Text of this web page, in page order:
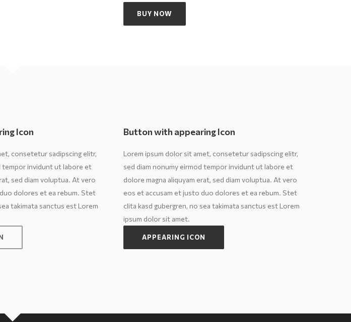
BUY NOW
Icon
consetetur sadipscing elitr,
tempor invidunt ut labore et
sed diam voluptua. At vero
dolores et ea rebum. Stet
takimata sanctus est Lorem
Button with appearing Icon
Lorem ipsum dolor sit amet, consetetur sadipscing elitr,
sed diam nonumy eirmod tempor invidunt ut labore et
dolore magna aliquyam erat, sed diam voluptua. At vero
eos et accusam et justo duo dolores et ea rebum. Stet
clita kasd gubergren, no sea takimata sanctus est Lorem
ipsum dolor sit amet.
APPEARING ICON